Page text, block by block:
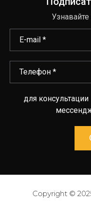
для
Copyright ©